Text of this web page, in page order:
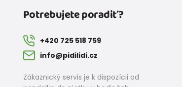
Potrebujete poradiť?
+420 725 518 759
info@pidilidi.cz
Zákaznický servis je k dispozícii od